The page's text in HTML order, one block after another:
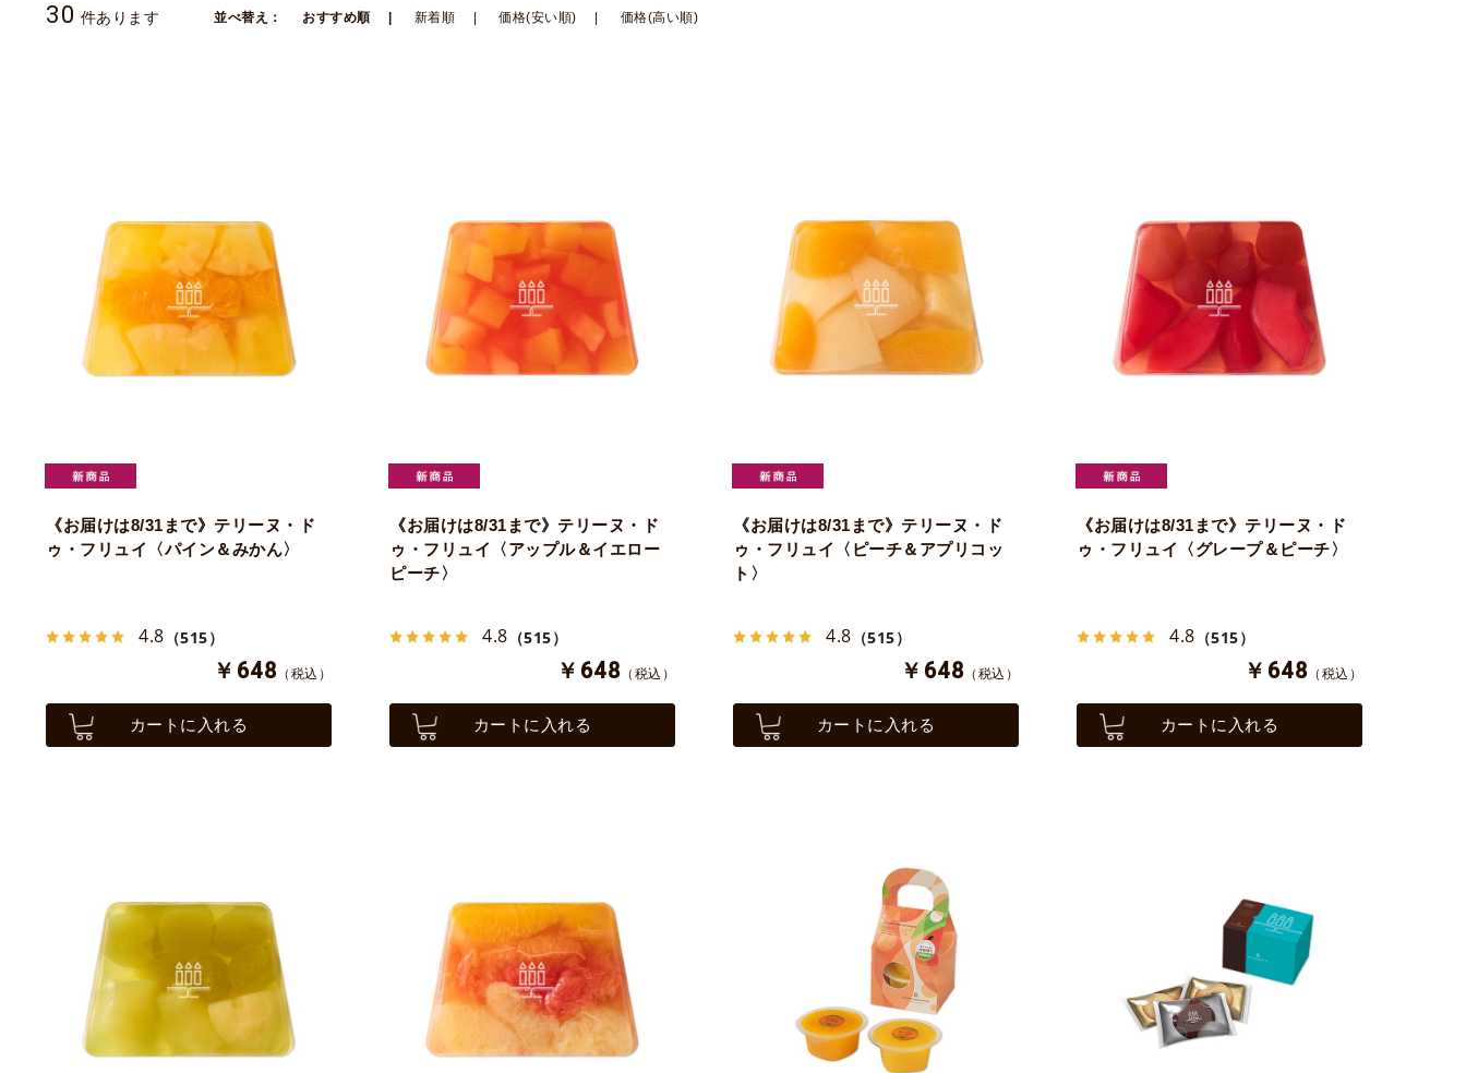
30 件あります 並べ替え： おすすめ順 新着順 価格(安い順) 価格(高い順)
《お届けは8/31まで》テリーヌ・ド
ゥ・フリュイ〈パイン＆みかん〉
4.8 （515）
￥648 （税込）
カートに入れる
《お届けは8/31まで》テリーヌ・ド
ゥ・フリュイ〈アップル＆イエロー
ピーチ〉
4.8 （515）
￥648 （税込）
カートに入れる
《お届けは8/31まで》テリーヌ・ド
ゥ・フリュイ〈ピーチ＆アプリコッ
ト〉
4.8 （515）
￥648 （税込）
カートに入れる
《お届けは8/31まで》テリーヌ・ド
ゥ・フリュイ〈グレープ＆ピーチ〉
4.8 （515）
￥648 （税込）
カートに入れる